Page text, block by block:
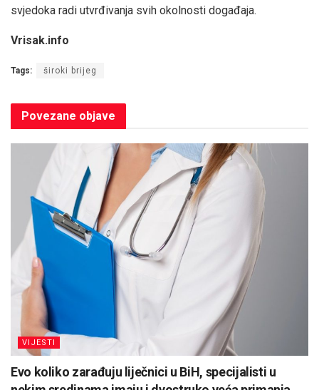
svjedoka radi utvrđivanja svih okolnosti događaja.
Vrisak.info
Tags: široki brijeg
Povezane objave
VIJESTI
Evo koliko zarađuju liječnici u BiH, specijalisti u